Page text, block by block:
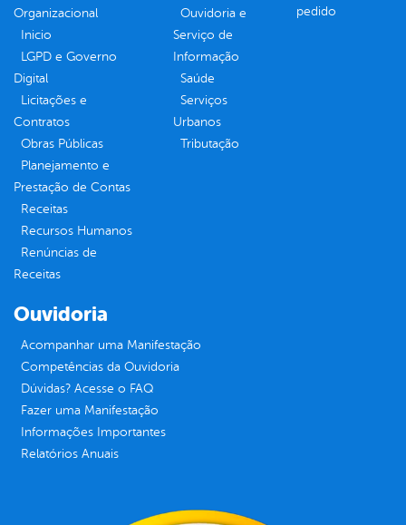
Organizacional
Inicio
LGPD e Governo
Digital
Licitações e
Contratos
Obras Públicas
Planejamento e
Prestação de Contas
Receitas
Recursos Humanos
Renúncias de
Receitas
Ouvidoria e
Serviço de
Informação
Saúde
Serviços
Urbanos
Tributação
pedido
Ouvidoria
Acompanhar uma Manifestação
Competências da Ouvidoria
Dúvidas? Acesse o FAQ
Fazer uma Manifestação
Informações Importantes
Relatórios Anuais